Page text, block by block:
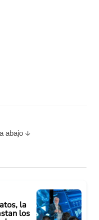
abajo
la
los